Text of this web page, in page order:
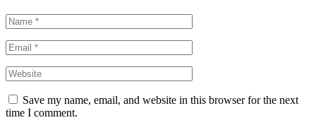
Save my name, email, and website in this browser for the next
time I comment.